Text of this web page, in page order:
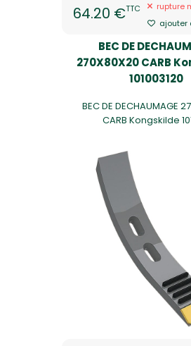
64.20 €TTC
rupture
ajouter
BEC DE
270X80X20 CARB
101003120
BEC DE DECHAUMAGE
CARB Kongskilde